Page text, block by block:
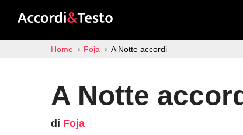
Home Foja A Notte accordi
A Notte
di Foja